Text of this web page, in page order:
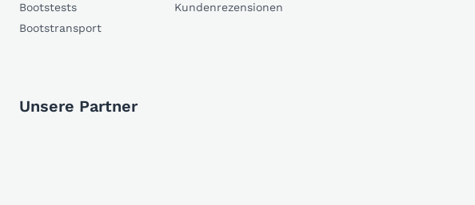
Bootstests
Bootstransport
Kundenrezensionen
Unsere Partner